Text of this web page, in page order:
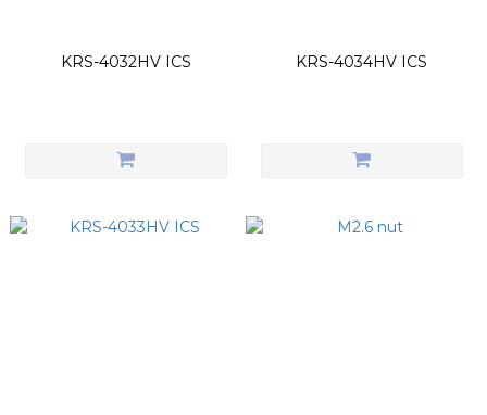
KRS-4032HV ICS KRS-4034HV ICS